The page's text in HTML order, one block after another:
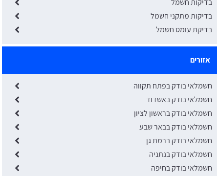
בדיקות חשמל
בדיקות מתקני חשמל
בדיקת עומס חשמל
אזורים
חשמלאי בודק בפתח תקווה
חשמלאי בודק באשדוד
חשמלאי בודק בראשון לציון
חשמלאי בודק בבאר שבע
חשמלאי בודק ברמת גן
חשמלאי בודק בנתניה
חשמלאי בודק בחיפה